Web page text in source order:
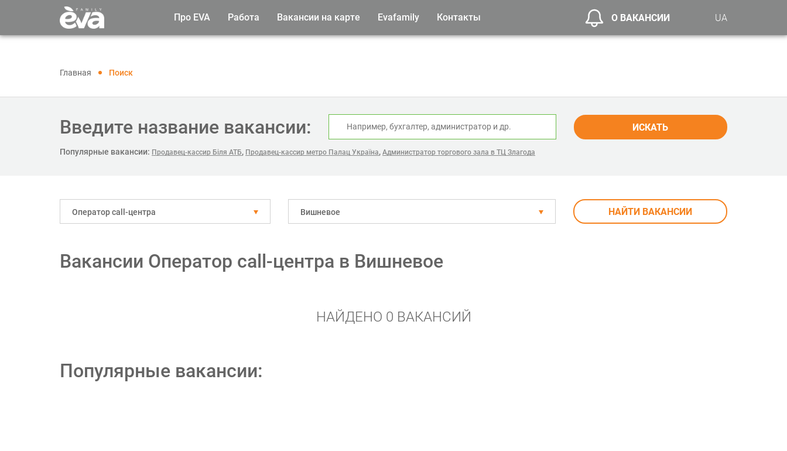
Про EVA Работа Вакансии на карте Evafamily Контакты О ВАКАНСИИ UA
Главная Поиск
Введите название вакансии: ИСКАТЬ
Популярные вакансии: Продавец-кассир Біля АТБ, Продавец-кассир метро Палац Україна, Администратор торгового зала в ТЦ Злагода
Оператор call-центра Вишневое НАЙТИ ВАКАНСИИ
Вакансии Оператор call-центра в Вишневое
НАЙДЕНО 0 ВАКАНСИЙ
Популярные вакансии: